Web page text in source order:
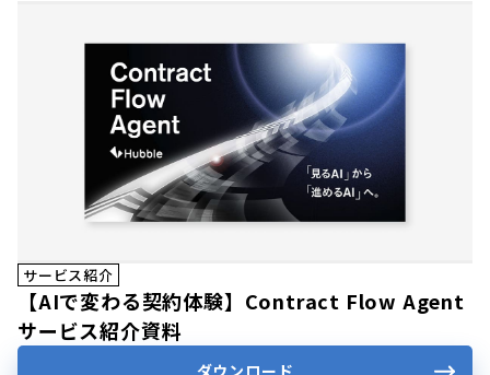
サービス紹介
【AIで変わる契約体験】Contract Flow Agent
サービス紹介資料
ダウンロード